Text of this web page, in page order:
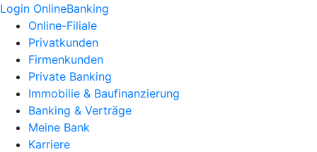
Login OnlineBanking
Online-Filiale
Privatkunden
Firmenkunden
Private Banking
Immobilie & Baufinanzierung
Banking & Verträge
Meine Bank
Karriere